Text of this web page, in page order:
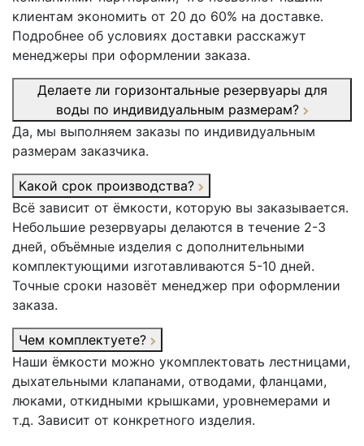
клиентам экономить от 20 до 60% на доставке.
Подробнее об условиях доставки расскажут
менеджеры при оформлении заказа.
Делаете ли горизонтальные резервуары для
воды по индивидуальным размерам?
Да, мы выполняем заказы по индивидуальным
размерам заказчика.
Какой срок производства?
Всё зависит от ёмкости, которую вы заказывается.
Небольшие резервуары делаются в течение 2-3
дней, объёмные изделия с дополнительными
комплектующими изготавливаются 5-10 дней.
Точные сроки назовёт менеджер при оформлении
заказа.
Чем комплектуете?
Наши ёмкости можно укомплектовать лестницами,
дыхательными клапанами, отводами, фланцами,
люками, откидными крышками, уровнемерами и
т.д. Зависит от конкретного изделия.